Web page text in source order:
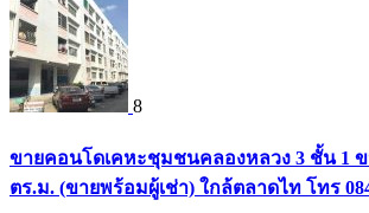
8
ขายคอนโดเคหะชุมชนคลองหลวง 3 ชั้น 1
ตร.ม. (ขายพร้อมผู้เช่า) ใกล้ตลาดไท โทร